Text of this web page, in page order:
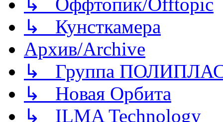
↳ Кунсткамера
Архив/Archive
↳ Группа
↳ Новая Орбита
↳ ILMA Technology